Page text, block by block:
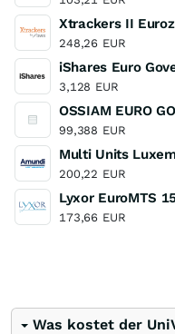
Xtrackers II
248,26 EUR
iShares Euro
3,128 EUR
OSSIAM EURO
99,388 EUR
Multi Units
200,22 EUR
Lyxor EuroMTS
173,66 EUR
Was kostet der